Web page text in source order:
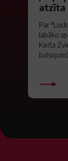
atzīta
Par
labāko
Keita